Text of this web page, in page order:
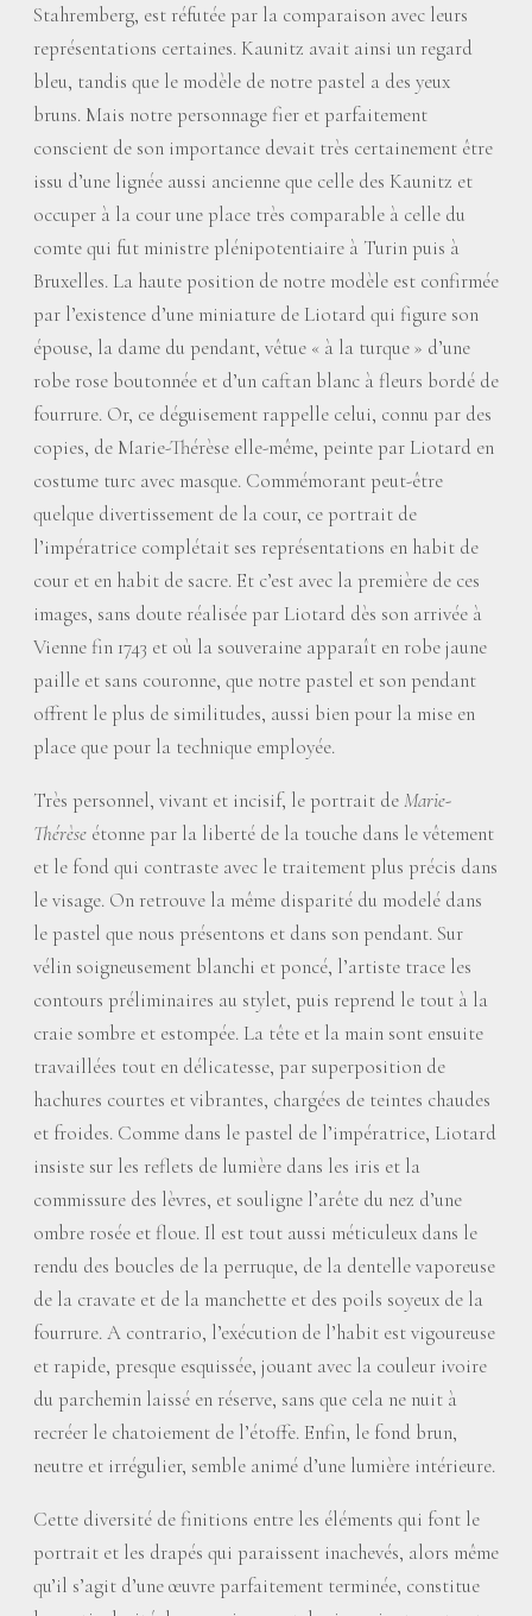
Stahremberg, est réfutée par la comparaison avec leurs
représentations certaines. Kaunitz avait ainsi un regard
bleu, tandis que le modèle de notre pastel a des yeux
bruns. Mais notre personnage fier et parfaitement
conscient de son importance devait très certainement être
issu d’une lignée aussi ancienne que celle des Kaunitz et
occuper à la cour une place très comparable à celle du
comte qui fut ministre plénipotentiaire à Turin puis à
Bruxelles. La haute position de notre modèle est confirmée
par l’existence d’une miniature de Liotard qui figure son
épouse, la dame du pendant, vêtue « à la turque» d’une
robe rose boutonnée et d’un caftan blanc à fleurs bordé de
fourrure. Or, ce déguisement rappelle celui, connu par des
copies, de Marie-Thérèse elle-même, peinte par Liotard en
costume turc avec masque. Commémorant peut-être
quelque divertissement de la cour, ce portrait de
l’impératrice complétait ses représentations en habit de
cour et en habit de sacre. Et c’est avec la première de ces
images, sans doute réalisée par Liotard dès son arrivée à
Vienne fin 1743 et où la souveraine apparaît en robe jaune
paille et sans couronne, que notre pastel et son pendant
offrent le plus de similitudes, aussi bien pour la mise en
place que pour la technique employée.
Très personnel, vivant et incisif, le portrait deMarie-
Thérèse étonne par la liberté de la touche dans le vêtement
et le fond qui contraste avec le traitement plus précis dans
le visage. On retrouve la même disparité du modelé dans
le pastel que nous présentons et dans son pendant. Sur
vélin soigneusement blanchi et poncé, l’artiste trace les
contours préliminaires au stylet, puis reprend le tout à la
craie sombre et estompée. La tête et la main sont ensuite
travaillées tout en délicatesse, par superposition de
hachures courtes et vibrantes, chargées de teintes chaudes
et froides. Comme dans le pastel de l’impératrice, Liotard
insiste sur les reflets de lumière dans les iris et la
commissure des lèvres, et souligne l’arête du nez d’une
ombre rosée et floue. Il est tout aussi méticuleux dans le
rendu des boucles de la perruque, de la dentelle vaporeuse
de la cravate et de la manchette et des poils soyeux de la
fourrure. A contrario, l’exécution de l’habit est vigoureuse
et rapide, presque esquissée, jouant avec la couleur ivoire
du parchemin laissé en réserve, sans que cela ne nuit à
recréer le chatoiement de l’étoffe. Enfin, le fond brun,
neutre et irrégulier, semble animé d’une lumière intérieure.
Cette diversité de finitions entre les éléments qui font le
portrait et les drapés qui paraissent inachevés, alors même
qu’il s’agit d’une œuvre parfaitement terminée, constitue